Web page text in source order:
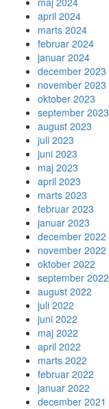
april 2024
marts 2024
februar 2024
januar 2024
december 2023
november 2023
oktober 2023
september 2023
august 2023
juli 2023
juni 2023
maj 2023
april 2023
marts 2023
februar 2023
januar 2023
december 2022
november 2022
oktober 2022
september 2022
august 2022
juli 2022
juni 2022
maj 2022
april 2022
marts 2022
februar 2022
januar 2022
december 2021